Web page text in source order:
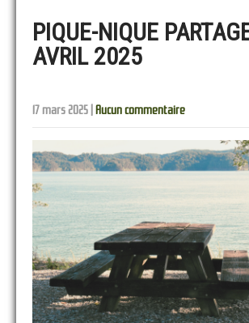
PIQUE-NIQUE
AVRIL 2025
17 mars 2025 Aucun commentaire